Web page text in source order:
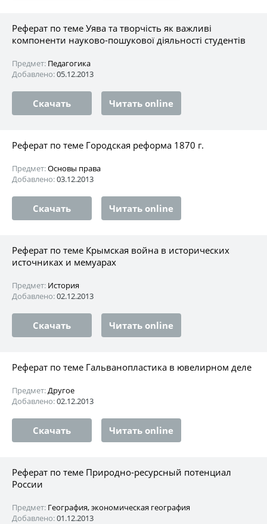
Реферат по теме Уява та творчість як важливі
компоненти науково-пошукової діяльності студентів
Предмет: Педагогика
Добавлено:05.12.2013
Скачать Читать online
Реферат по теме Городская реформа 1870 г.
Предмет:Основы права
Добавлено:03.12.2013
Скачать Читать online
Реферат по теме Крымская война в исторических
источниках и мемуарах
Предмет: История
Добавлено:02.12.2013
Скачать Читать online
Реферат по теме Гальванопластика в ювелирном деле
Предмет:Другое
Добавлено:02.12.2013
Скачать Читать online
Реферат по теме Природно-ресурсный потенциал
России
Предмет: География, экономическая география
Добавлено:01.12.2013